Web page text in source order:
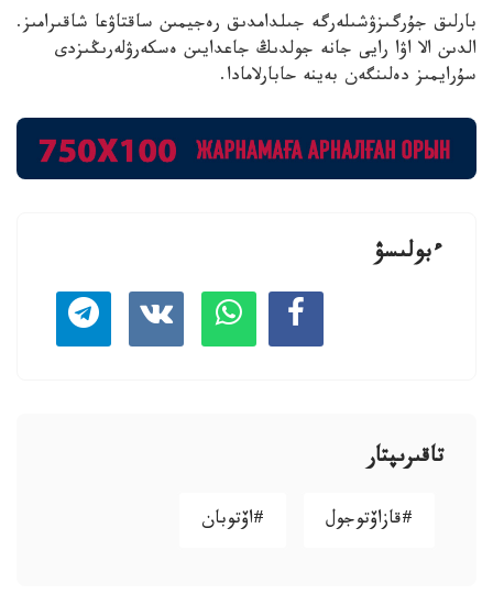
بارلىق جۇرگىزۋشىلەرگە جىلدامدىق رەجيمىن ساقتاۋعا شاقىرامىز.
الدىن الا اۋا رايى جانە جولدىڭ جاعدايىن ەسكەرۋلەرىڭىزدى
سۇرايمىز دەلىنگەن بەينە حابارلامادا.
ءبولىسۋ
تاقىرىپتار
#قازاۆتوجول #اۆتوبان